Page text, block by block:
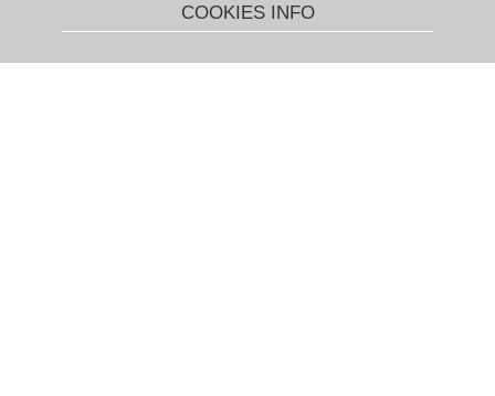
COOKIES INFO